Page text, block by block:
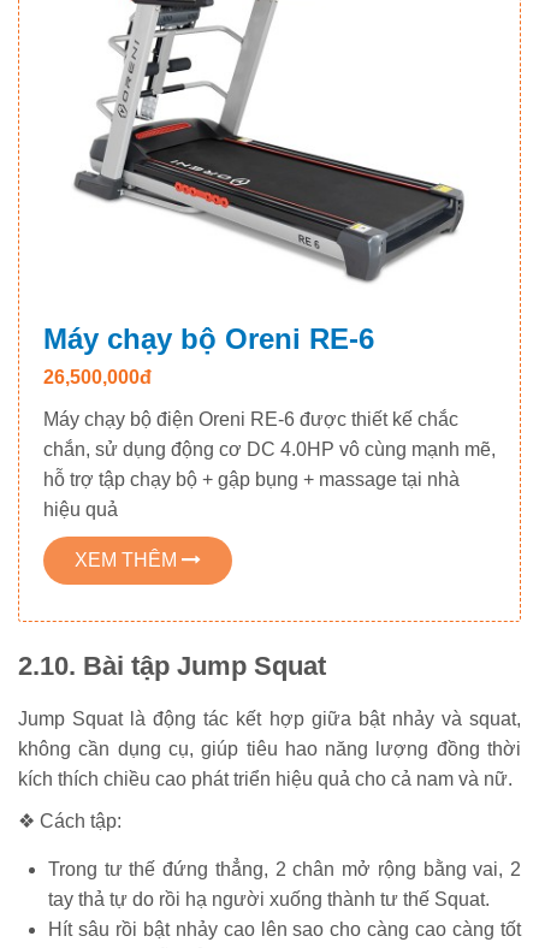
Máy chạy bộ Oreni RE-6
26,500,000đ
Máy chạy bộ điện Oreni RE-6 được thiết kế chắc
chắn, sử dụng động cơ DC 4.0HP vô cùng mạnh mẽ,
hỗ trợ tập chạy bộ + gập bụng + massage tại nhà
hiệu quả
XEM THÊM
2.10. Bài tập Jump Squat
Jump Squat là động tác kết hợp giữa bật nhảy và squat,
không cần dụng cụ, giúp tiêu hao năng lượng đồng thời
kích thích chiều cao phát triển hiệu quả cho cả nam và nữ.
❖ Cách tập:
Trong tư thế đứng thẳng, 2 chân mở rộng bằng vai, 2
tay thả tự do rồi hạ người xuống thành tư thế Squat.
Hít sâu rồi bật nhảy cao lên sao cho càng cao càng tốt